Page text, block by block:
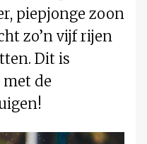
piepjonge zoon
zo’n vijf rijen
Dit is
de